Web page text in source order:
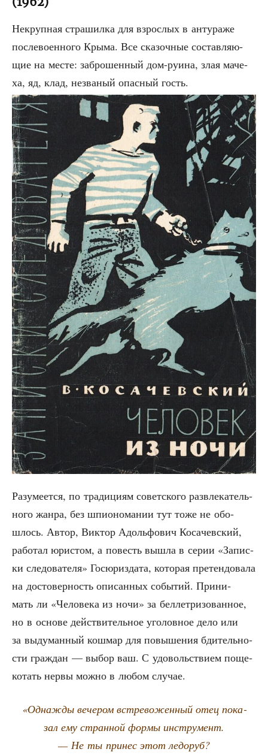
Некруп­ная стра­шил­ка для взрос­лых в анту­ра­же
после­во­ен­но­го Кры­ма. Все ска­зоч­ные состав­ля­ю­
щие на месте: забро­шен­ный дом-руи­на, злая маче­
ха, яд, клад, незва­ный опас­ный гость.
Разу­ме­ет­ся, по тра­ди­ци­ям совет­ско­го раз­вле­ка­тель­
но­го жан­ра, без шпи­о­но­ма­нии тут тоже не обо­
шлось. Автор, Вик­тор Адоль­фо­вич Коса­чев­ский,
рабо­тал юри­стом, а повесть вышла в серии «Запис­
ки сле­до­ва­те­ля» Госю­р­из­да­та, кото­рая пре­тен­до­ва­ла
на досто­вер­ность опи­сан­ных собы­тий. При­ни­
мать ли «Чело­ве­ка из ночи» за бел­ле­три­зо­ван­ное,
но в осно­ве дей­стви­тель­ное уго­лов­ное дело или
за выду­ман­ный кош­мар для повы­ше­ния бди­тель­но­
сти граж­дан — выбор ваш. С удо­воль­стви­ем поще­
ко­тать нер­вы мож­но в любом случае.
«Одна­жды вече­ром встре­во­жен­ный отец пока­
зал ему стран­ной фор­мы инструмент.
— Не ты при­нес этот ледоруб?